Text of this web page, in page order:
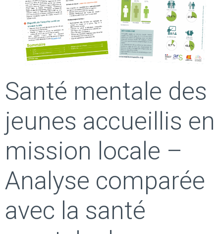
Santé mentale des
jeunes accueillis en
mission locale –
Analyse comparée
avec la santé